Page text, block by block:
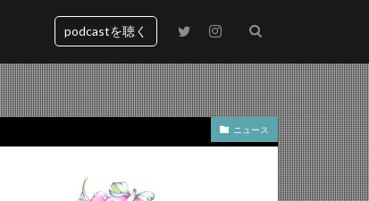
podcastを聴く
ニュース